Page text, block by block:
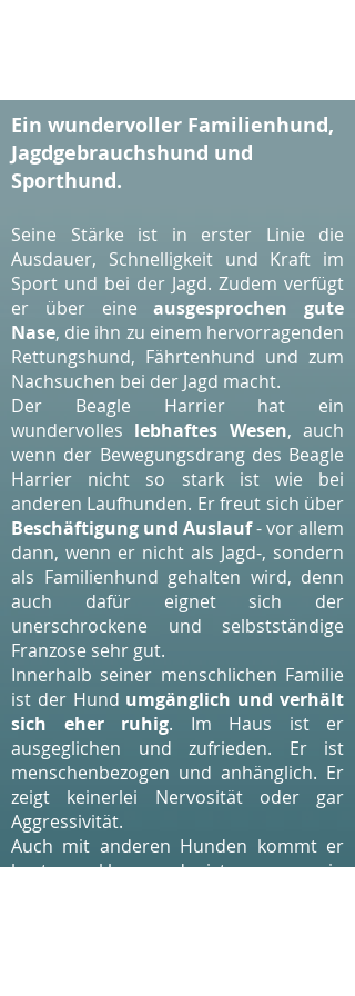
Ein wundervoller Familienhund,
Jagdgebrauchshund und
Sporthund.
Seine Stärke ist in erster Linie die
Ausdauer, Schnelligkeit und Kraft im
Sport und bei der Jagd. Zudem verfügt
er über eineausgesprochen gute
Nase, die ihn zu einem hervorragenden
Rettungshund, Fährtenhund und zum
Nachsuchen bei der Jagd macht.
Der Beagle Harrier hat ein
wundervolles lebhaftes Wesen, auch
wenn der Bewegungsdrang des Beagle
Harrier nicht so stark ist wie bei
anderen Laufhunden. Er freut sich über
Beschäftigung und Auslauf- vor allem
dann, wenn er nicht als Jagd-, sondern
als Familienhund gehalten wird, denn
auch dafür eignet sich der
unerschrockene und selbstständige
Franzose sehr gut.
Innerhalb seiner menschlichen Familie
ist der Hund umgänglich und verhält
sich eher ruhig. Im Haus ist er
ausgeglichen und zufrieden. Er ist
menschenbezogen und anhänglich. Er
zeigt keinerlei Nervosität oder gar
Aggressivität.
Auch mit anderen Hunden kommt er
bestens klar und ist gerne ein